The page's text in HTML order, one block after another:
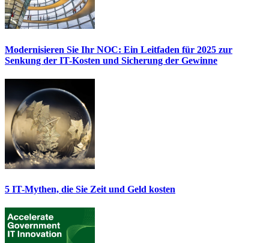
Modernisieren Sie Ihr NOC: Ein Leitfaden für 2025 zur
Senkung der IT-Kosten und Sicherung der Gewinne
5 IT-Mythen, die Sie Zeit und Geld kosten